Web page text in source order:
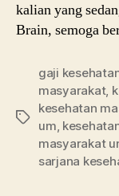
kalian yang
Brain, semoga
Tags
gaji
masyarakat,
kesehatan
um,
masyarakat
sarjana